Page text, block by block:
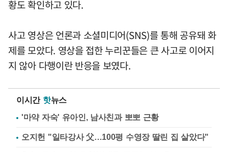
황도 확인하고 있다.
사고 영상은 언론과 소셜미디어(SNS)를 통해 공유돼 화
제를 모았다. 영상을 접한 누리꾼들은 큰 사고로 이어지
지 않아 다행이란 반응을 보였다.
이시간 핫뉴스
'마약 자숙' 유아인, 남사친과 뽀뽀 근황
오지헌 "일타강사 父…100평 수영장 딸린 집 살았다"